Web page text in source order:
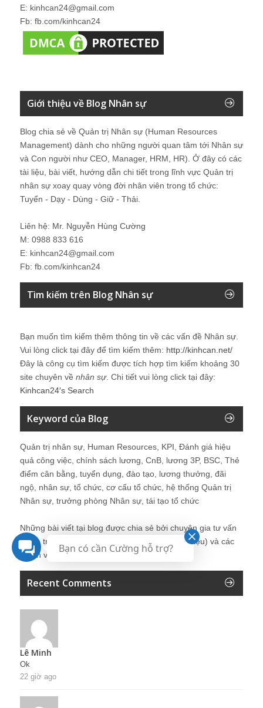
E: kinhcan24@gmail.com
Fb: fb.com/kinhcan24
Giới thiệu về Blog Nhân sự
Blog chia sẻ về Quản trị Nhân sự (Human Resources
Management) dành cho những người quan tâm tới Nhân sự
và Con người như CEO, Manager, HRM, HR). Ở đây có các
tài liệu, bài viết, hướng dẫn chi tiết trong lĩnh vực Quản trị
nhân sự xoay quay vòng đời nhân viên trong tổ chức:
Tuyển - Dạy - Dùng - Giữ - Thải.
Liên hệ: Mr. Nguyễn Hùng Cường
M: 0988 833 616
E: kinhcan24@gmail.com
Fb: fb.com/kinhcan24
Tìm kiếm trên Blog Nhân sự
Bạn muốn tìm kiếm thêm thông tin về các vấn đề Nhân sự
Vui lòng click tại đây để tìm kiếm thêm: http://kinhcan.net/
Đây là công cụ tìm kiếm được tích hợp tìm kiếm khoảng 30
site chuyên về nhân sự. Chi tiết vui lòng click tại đây:
Kinhcan24′s Search
Keyword của Blog
Quản trị nhân sự, Human Resources, KPI, Đánh giá hiệu
quả công việc, chính sách lương, CnB, lương 3P, BSC, Thẻ
điểm cân bằng, tuyển dụng, đào tạo, lương thưởng, đãi
ngộ, nhân sự, tổ chức, cơ cấu tổ chức, hệ thống Quản trị
Nhân sự, trưởng phòng Nhân sự, tái tạo tổ chức
Những bài viết tại blog được chia sẻ bởi chuyên gia tư vấn
Quản trị Nhân sự Nguyễn Hùng Cường (
giới thiệu) và các
thành viên khác trong cộng đồng Nhân sự.
Recent Comments
Lê Minh
Ok
22 giờ ago
Bạn có cần Cường hỗ trợ?